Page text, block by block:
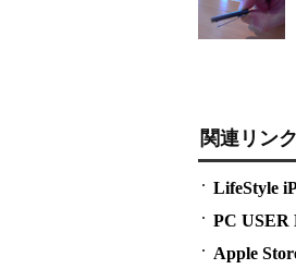
関連リンク
LifeStyle
PC USER
Apple